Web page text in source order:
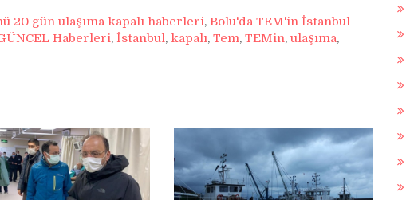
20 gün ulaşıma kapalı haberleri, Bolu'da TEM'in İstanbul
Haberleri, İstanbul, kapalı, Tem, TEMin, ulaşıma,